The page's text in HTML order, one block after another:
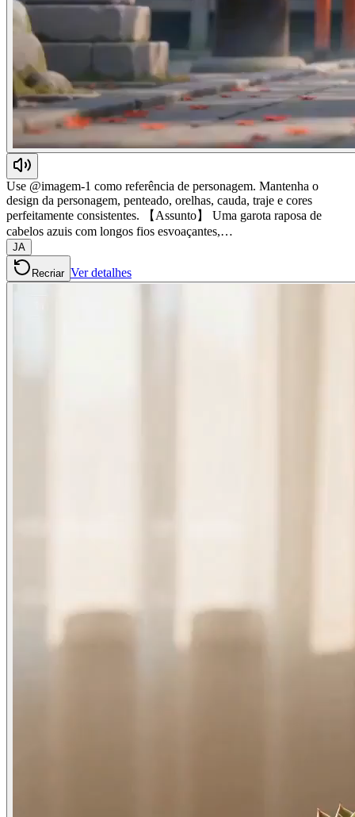
Use @imagem-1 como referência de personagem. Mantenha o
design da personagem, penteado, orelhas, cauda, traje e cores
perfeitamente consistentes. 【Assunto】 Uma garota raposa de
cabelos azuis com longos fios esvoaçantes,…
JA
Recriar Ver detalhes